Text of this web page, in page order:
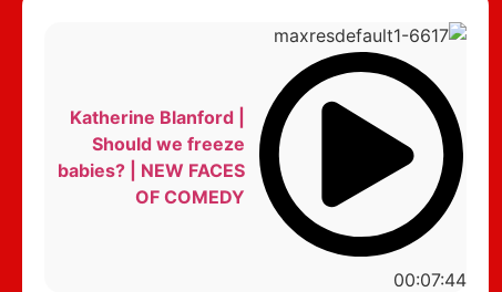
00:07:44
Katherine Blanford |
Should we freeze
babies? | NEW FACES
OF COMEDY